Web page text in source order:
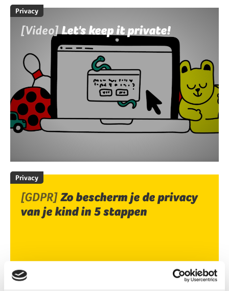
Privacy
[Video]Let's keep it private!
Privacy
[GDPR]Zo bescherm je de privacy
van je kind in 5 stappen